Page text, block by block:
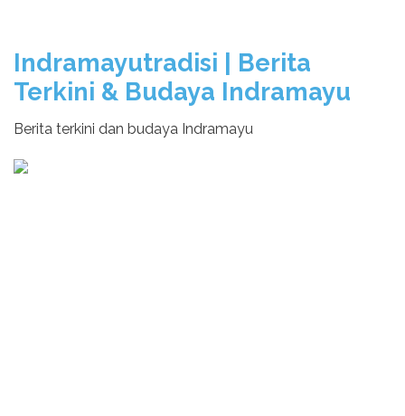
Indramayutradisi | Berita
Terkini & Budaya Indramayu
Berita terkini dan budaya Indramayu